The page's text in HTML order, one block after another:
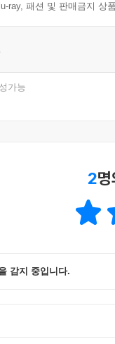
ray, 패션 및 판매금지 상
가능
2
감지 중입니다.